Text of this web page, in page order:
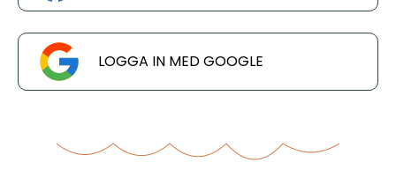
LOGGA IN MED GOOGLE